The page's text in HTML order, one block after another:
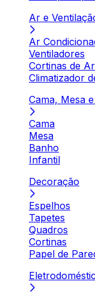
Ar e
Ar
Ventiladores
Cortinas de Ar
Climatizador
Cama, Mesa
Cama
Mesa
Banho
Infantil
Decoração
Espelhos
Tapetes
Quadros
Cortinas
Papel de